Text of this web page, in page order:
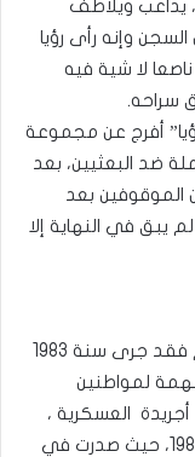
يداعب ويلاطف
وإنه رأى رؤيا
لا شية فيه
سراحه.
أفرج عن مجموعة
ضد البعثيين، بعد
الموقوفين بعد
يبق في النهاية إلا
وكمثال على تضحية البعثيين والتنكيل بهم فقد جرى سنة 1983
لمواطنين
العسكرية ،
في الفترة ما بين 25 سبتمبر وفاتح اكتوبر 1983، حيث صدرت في